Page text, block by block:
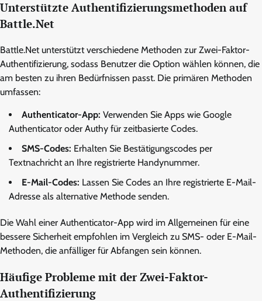
Unterstützte Authentifizierungsmethoden auf
Battle.Net
Battle.Net unterstützt verschiedene Methoden zur Zwei-Faktor-
Authentifizierung, sodass Benutzer die Option wählen können, die
am besten zu ihren Bedürfnissen passt. Die primären Methoden
umfassen:
Authenticator-App: Verwenden Sie Apps wie Google
Authenticator oder Authy für zeitbasierte Codes.
SMS-Codes: Erhalten Sie Bestätigungscodes per
Textnachricht an Ihre registrierte Handynummer.
E-Mail-Codes: Lassen Sie Codes an Ihre registrierte E-Mail-
Adresse als alternative Methode senden.
Die Wahl einer Authenticator-App wird im Allgemeinen für eine
bessere Sicherheit empfohlen im Vergleich zu SMS- oder E-Mail-
Methoden, die anfälliger für Abfangen sein können.
Häufige Probleme mit der Zwei-Faktor-
Authentifizierung